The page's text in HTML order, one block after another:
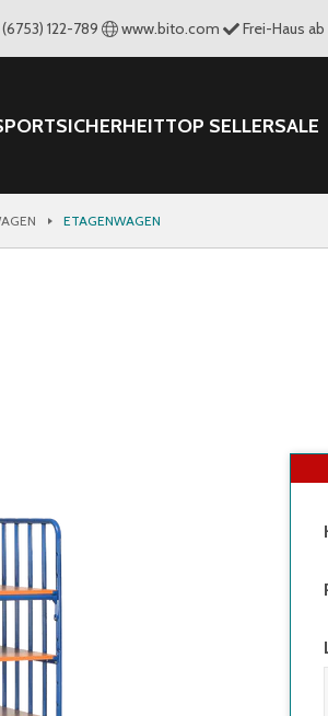
122-789 www.bito.com Frei-Haus
SICHERHEITTOP SELLERSALE
ETAGENWAGEN